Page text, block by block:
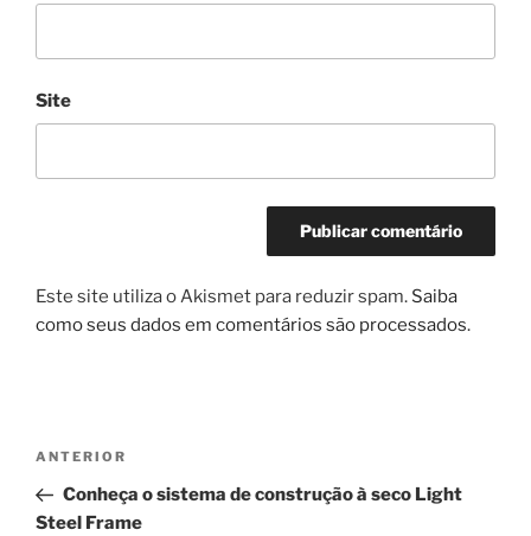
Site
Este site utiliza o Akismet para reduzir spam. Saiba
como seus dados em comentários são processados.
Navegação
Post
Post
anterior
ANTERIOR
Conheça o sistema de construção à seco Light
Steel Frame